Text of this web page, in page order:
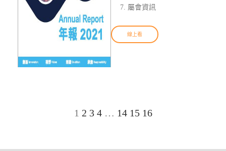
屬會資訊
線上看
1 2 3 4 … 14 15 16